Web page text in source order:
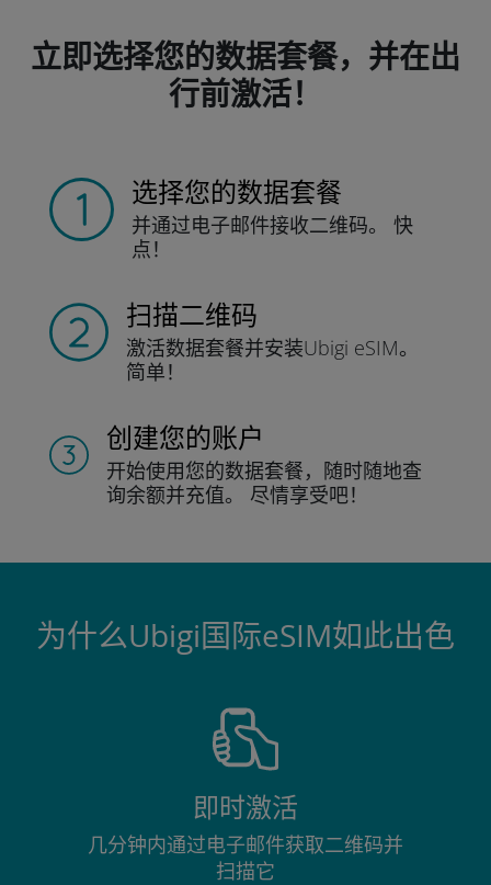
立即选择您的数据套餐，并在出
行前激活！
选择您的数据套餐
并通过电子邮件接收二维码。
快
点！
扫描二维码
激活数据套餐并安装Ubigi eSIM。
简单！
创建您的账户
开始使用您的数据套餐，随时随地查
询余额并充值。 尽情享受吧！
为什么Ubigi国际eSIM如此出色
即时激活
几分钟内通过电子邮件获取二维码并
扫描它